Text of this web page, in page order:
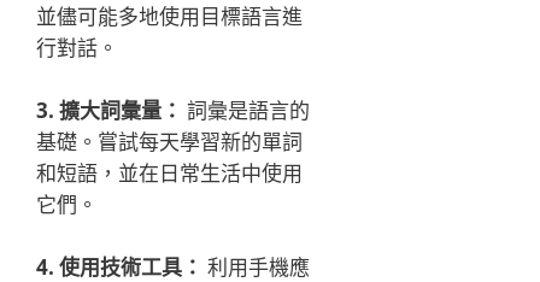
並儘可能多地使用目標語言進
行對話。
3. 擴大詞彙量： 詞彙是語言的
基礎。嘗試每天學習新的單詞
和短語，並在日常生活中使用
它們。
4. 使用技術工具： 利用手機應